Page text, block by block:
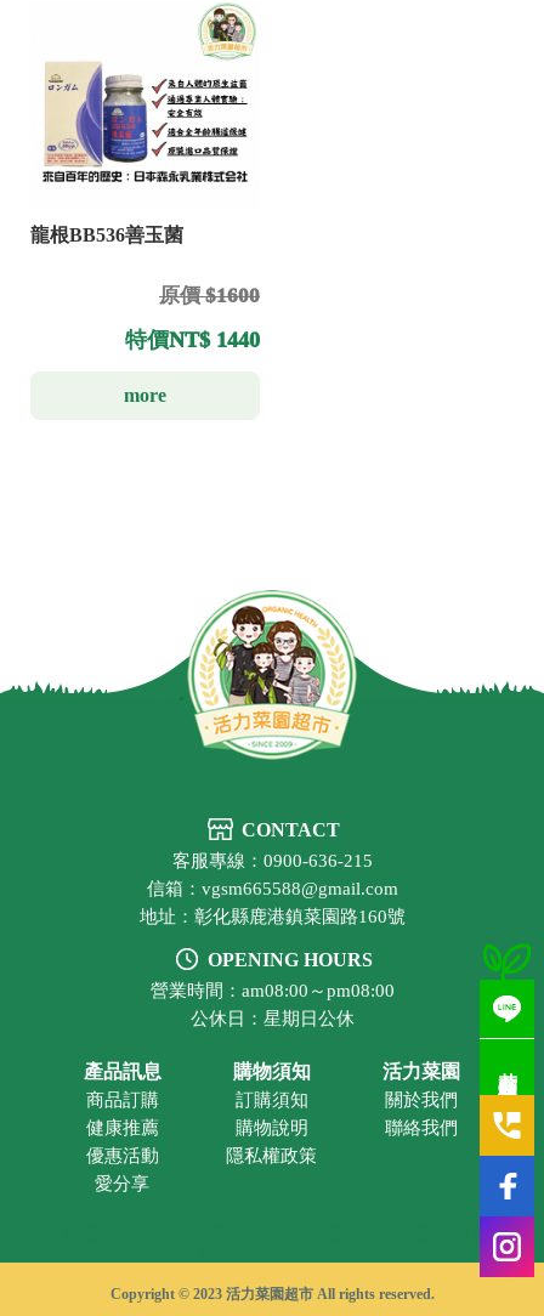
龍根BB536善玉菌
原價 $1600
特價NT$ 1440
more
CONTACT
客服專線：0900-636-215
信箱：vgsm665588@gmail.com
地址：彰化縣鹿港鎮菜園路160號
OPENING HOURS
營業時間：am08:00～pm08:00
公休日：星期日公休
產品訊息
商品訂購
健康推薦
優惠活動
愛分享
購物須知
訂購須知
購物說明
隱私權政策
活力菜園
關於我們
聯絡我們
Copyright © 2023 活力菜園超市 All rights reserved.